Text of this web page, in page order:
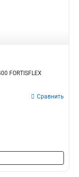
FORTISFLEX
Сравнить